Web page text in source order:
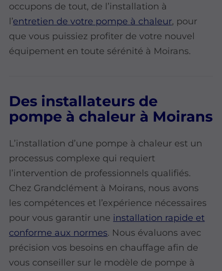
occupons de tout, de l’installation à
l’entretien de votre pompe à chaleur, pour
que vous puissiez profiter de votre nouvel
équipement en toute sérénité à Moirans.
Des installateurs de
pompe à chaleur à Moirans
L’installation d’une pompe à chaleur est un
processus complexe qui requiert
l’intervention de professionnels qualifiés.
Chez Grandclément à Moirans, nous avons
les compétences et l’expérience nécessaires
pour vous garantir une installation rapide et
conforme aux normes. Nous évaluons avec
précision vos besoins en chauffage afin de
vous conseiller sur le modèle de pompe à